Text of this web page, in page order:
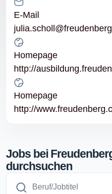
E-Mail
Homepage
http://
Homepage
http://
Jobs bei
durchsuchen